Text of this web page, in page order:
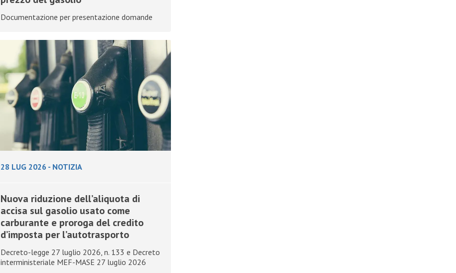
Documentazione per presentazione domande
28 LUG 2026 - NOTIZIA
Nuova riduzione dell’aliquota di
accisa sul gasolio usato come
carburante e proroga del credito
d’imposta per l’autotrasporto
Decreto-legge 27 luglio 2026, n. 133 e Decreto
interministeriale MEF-MASE 27 luglio 2026